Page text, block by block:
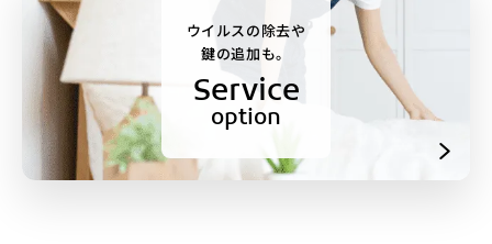
ウイルスの除去や
鍵の追加も。
Service
option